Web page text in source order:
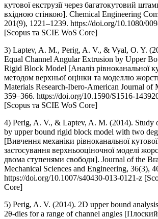
кутової екструзії через багатокутовий
вхідною стінкою]. Chemical Engineering
201(9), 1221–1239. https://doi.org/10.1080/
[Scopus та SCIE WoS Core]
3) Laptev, A. M., Perig, A. V., & Vyal, O. Y.
Equal Channel Angular Extrusion by Upper
Rigid Block Model [Аналіз рівноканальної
методом верхньої оцінки та моделлю
Materials Research-Ibero-American Journal of
359–366. https://doi.org/10.1590/S1516-
[Scopus та SCIE WoS Core]
4) Perig, A. V., & Laptev, A. M. (2014). Study
by upper bound rigid block model with two
[Вивчення механіки рівноканальної
застосування верхньооціночної моделі
двома ступенями свободи]. Journal of the
Mechanical Sciences and Engineering, 36(3),
https://doi.org/10.1007/s40430-013-0121-z
Core]
5) Perig, A. V. (2014). 2D upper bound
2θ-dies for a range of channel angles [Плоский